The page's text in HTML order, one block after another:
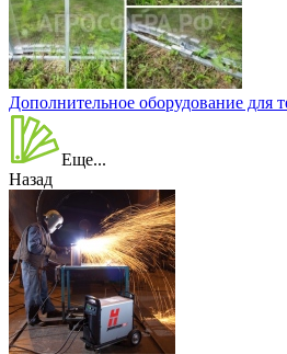
Дополнительное оборудование для
Еще...
Назад